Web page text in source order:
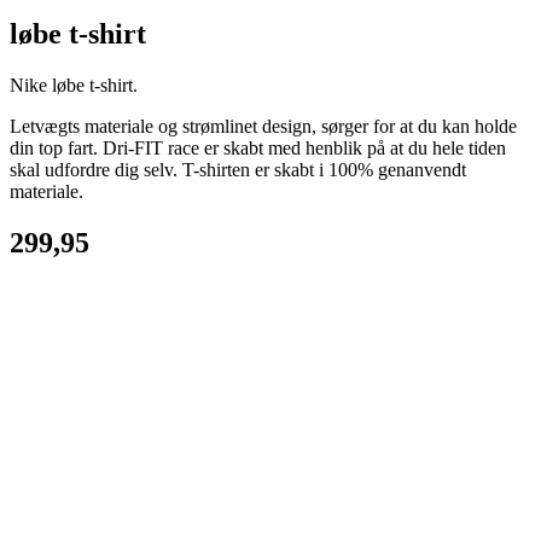
løbe t-shirt
Nike løbe t-shirt.
Letvægts materiale og strømlinet design, sørger for at du kan holde
din top fart. Dri-FIT race er skabt med henblik på at du hele tiden
skal udfordre dig selv. T-shirten er skabt i 100% genanvendt
materiale.
299,95